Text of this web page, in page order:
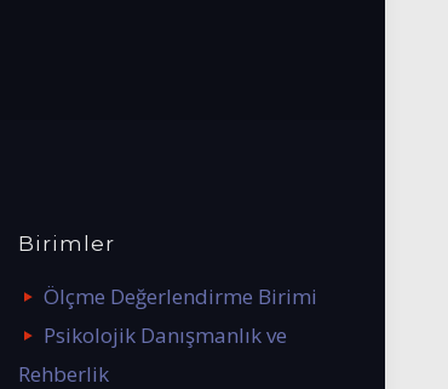
Birimler
Ölçme Değerlendirme Birimi
Psikolojik Danışmanlık ve
Rehberlik